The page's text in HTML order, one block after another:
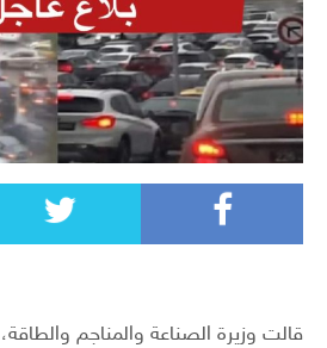
قالت وزيرة الصناعة والمناجم والطاقة،